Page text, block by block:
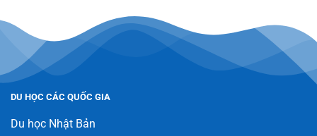
DU HỌC CÁC QUỐC GIA
Du học Nhật Bản